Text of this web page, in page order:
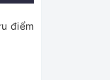
điểm